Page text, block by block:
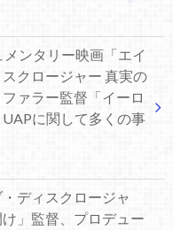
ンタリー映画「エイ
クロージャー 真実の
ァラー監督「イーロ
に関して多くの事
・ディスクロージャ
」監督、プロデュー